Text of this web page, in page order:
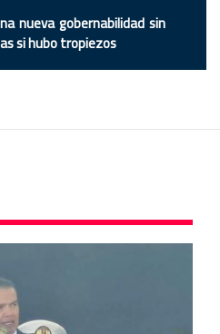
nueva gobernabilidad sin
si hubo tropiezos